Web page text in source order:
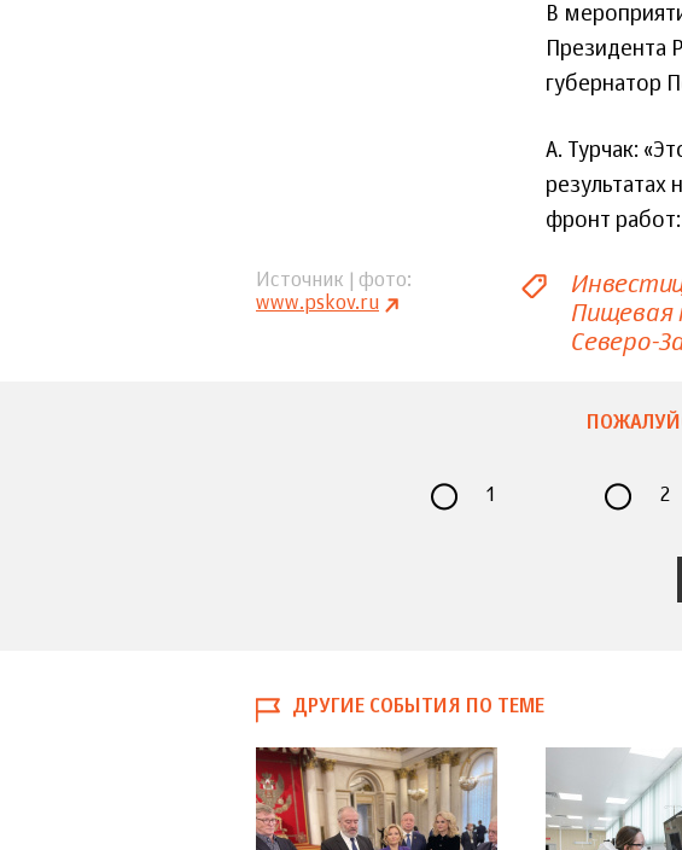
В
Президента
губернатор
А. Турчак:
фронт
Источник | фото
www.pskov.ru
Пищевая
Северо-
1 2
ДРУГИЕ СОБЫТИЯ ПО ТЕМЕ